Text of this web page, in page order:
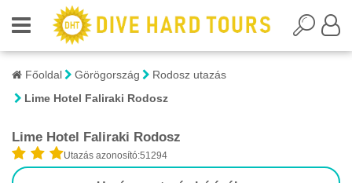
Főoldal Görögország
Rodosz utazás
Lime Hotel Faliraki Rodosz
Lime Hotel Faliraki Rodosz
Utazás azonosító:51294